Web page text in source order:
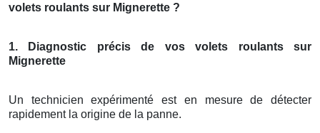
volets roulants sur Mignerette ?
1. Diagnostic précis de vos volets roulants sur
Mignerette
Un technicien expérimenté est en mesure de détecter
rapidement la origine de la panne.